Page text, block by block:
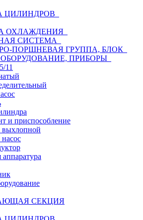
ЦИЛИНДРОВ
ОХЛАЖДЕНИЯ
СИСТЕМА
ПОРШНЕВАЯ ГРУППА, БЛОК
ПРИБОРЫ
11
и приспособление
выхлопной
СЕКЦИЯ